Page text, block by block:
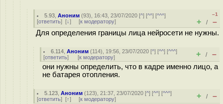
5.93 ,Аноним (93), 16:43, 23/07/2020 [^] [^^] [^^^]
[ответить] [↓] [к модератору]
–1
+ / –
Для определения границы лица нейросети не нужны.
6.114 ,Аноним (114), 19:56, 23/07/2020 [^] [^^] [^^^]
[ответить] [к модератору] + / –
они нужны определить, что в кадре именно лицо, а
не батарея отопления.
5.123 ,Аноним (123), 21:37, 23/07/2020 [^] [^^] [^^^]
[ответить] [↑] [к модератору] + / –